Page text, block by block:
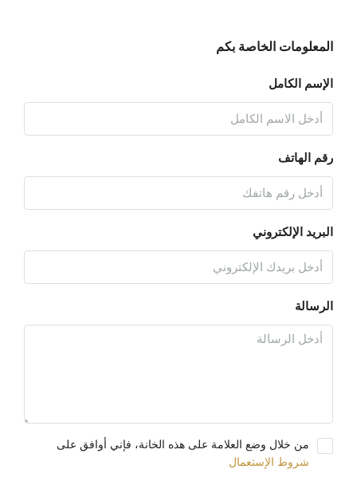
المعلومات الخاصة بكم
الإسم الكامل
رقم الهاتف
البريد الإلكتروني
الرسالة
من خلال وضع العلامة على هذه الخانة، فإني أوافق على
شروط الإستعمال